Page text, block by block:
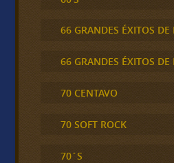
66 GRANDES ÉXITOS
66 GRANDES ÉXITOS
70 CENTAVO
70 SOFT ROCK
70´S